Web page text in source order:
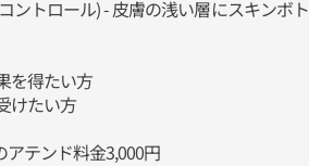
ントロール) - 皮膚の浅い層にスキンボ
を得たい方
けたい方
テンド料金3,000円